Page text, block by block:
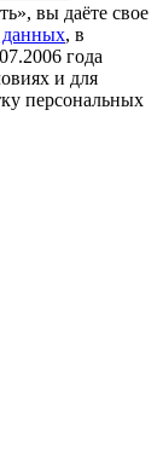
вы даёте свое
, в
года
и для
персональных